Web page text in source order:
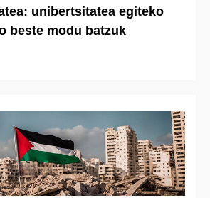
unibertsitatea egiteko
beste modu batzuk